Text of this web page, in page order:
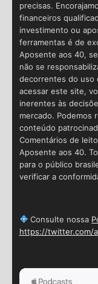
precisas.
financeiros
investimento ou
ferramentas é de
Aposente aos 40,
não se
decorrentes do uso
acessar este site,
inerentes às
mercado. Podemos
conteúdo
Comentários de
Aposente aos 40.
para o público
verificar a
Consulte nossa
https://twitter.com/